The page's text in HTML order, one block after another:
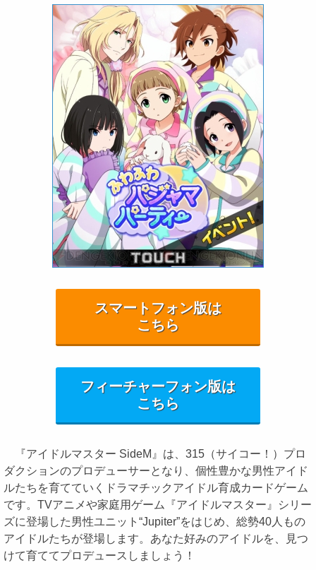
スマートフォン版は
こちら
フィーチャーフォン版は
こちら
『アイドルマスター SideM』は、315（サイコー！）プロ
ダクションのプロデューサーとなり、個性豊かな男性アイド
ルたちを育てていくドラマチックアイドル育成カードゲーム
です。TVアニメや家庭用ゲーム『アイドルマスター』シリー
ズに登場した男性ユニット“Jupiter”をはじめ、総勢40人もの
アイドルたちが登場します。あなた好みのアイドルを、見つ
けて育ててプロデュースしましょう！